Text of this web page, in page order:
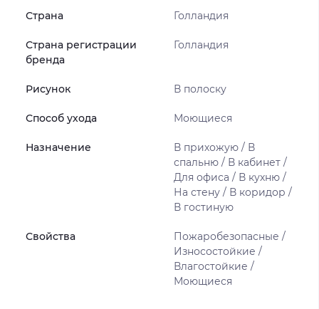
Страна Голландия
Страна регистрации
бренда
Голландия
Рисунок В полоску
Способ ухода Моющиеся
Назначение
В прихожую / В
спальню / В кабинет /
Для офиса / В кухню /
На стену / В коридор /
В гостиную
Свойства
Пожаробезопасные /
Износостойкие /
Влагостойкие /
Моющиеся